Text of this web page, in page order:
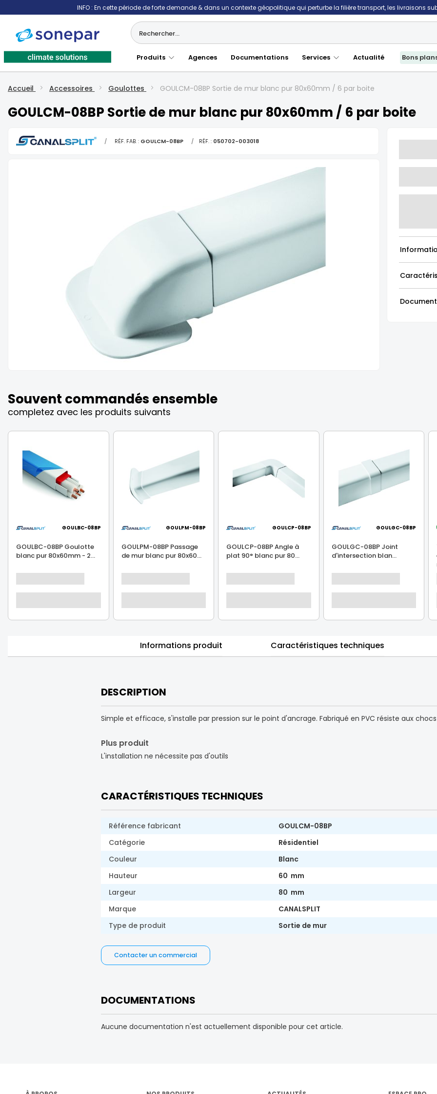
INFO : En cette période de forte demande & dans un contexte géopolitique qui perturbe la filière transport, les livraisons
Produits Agences Documentations Services Actualité Bons
Accueil Accessoires Goulottes GOULCM-08BP Sortie de mur blanc pur 80x60mm / 6 par boite
GOULCM-08BP Sortie de mur blanc pur 80x60mm / 6 par boite
/ RÉF. FAB. : GOULCM-08BP / RÉF. : 050702-003018
beginning
of
the
gallery
Souvent commandés ensemble
completez avec les produits suivants
GOULBC-08BP
GOULBC-08BP Goulotte
blanc pur 80x60mm - 2...
GOULPM-08BP
GOULPM-08BP Passage
de mur blanc pur 80x60...
GOULCP-08BP
GOULCP-08BP Angle à
plat 90° blanc pur 80...
GOULGC-08BP
GOULGC-08BP Joint
d'intersection blan...
Informations produit Caractéristiques techniques
DESCRIPTION
Simple et efficace, s'installe par pression sur le point d'ancrage. Fabriqué en PVC résiste aux chocs
Plus produit
L'installation ne nécessite pas d'outils
CARACTÉRISTIQUES TECHNIQUES
Référence fabricant
GOULCM-08BP
Catégorie
Résidentiel
Couleur
Blanc
Hauteur
60 mm
Largeur
80 mm
Marque
CANALSPLIT
Type de produit
Sortie de mur
Contacter un commercial
DOCUMENTATIONS
Aucune documentation n'est actuellement disponible pour cet article.